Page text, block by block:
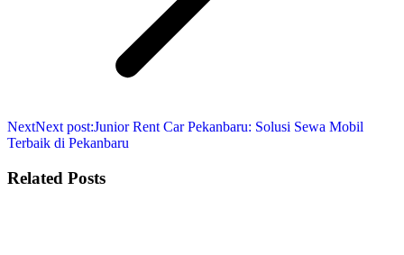
NextNext post:Junior Rent Car Pekanbaru: Solusi Sewa Mobil
Terbaik di Pekanbaru
Related Posts